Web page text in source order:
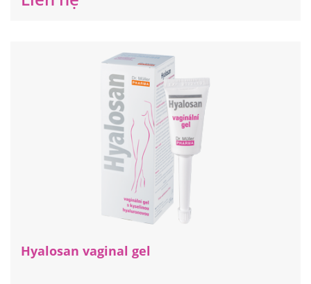
Hyalosan vaginal gel